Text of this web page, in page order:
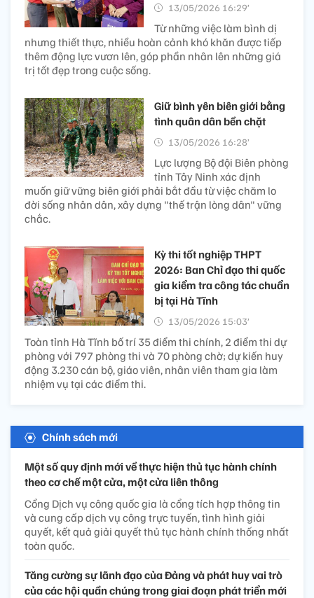
13/05/2026 16:29’
Từ những việc làm bình dị
nhưng thiết thực, nhiều hoàn cảnh khó khăn được tiếp
thêm động lực vươn lên, góp phần nhân lên những giá
trị tốt đẹp trong cuộc sống.
Giữ bình yên biên giới bằng
tình quân dân bền chặt
13/05/2026 16:28’
Lực lượng Bộ đội Biên phòng
tỉnh Tây Ninh xác định
muốn giữ vững biên giới phải bắt đầu từ việc chăm lo
đời sống nhân dân, xây dựng "thế trận lòng dân" vững
chắc.
Kỳ thi tốt nghiệp THPT
2026: Ban Chỉ đạo thi quốc
gia kiểm tra công tác chuẩn
bị tại Hà Tĩnh
13/05/2026 15:03’
Toàn tỉnh Hà Tĩnh bố trí 35 điểm thi chính, 2 điểm thi dự
phòng với 797 phòng thi và 70 phòng chờ; dự kiến huy
động 3.230 cán bộ, giáo viên, nhân viên tham gia làm
nhiệm vụ tại các điểm thi.
Chính sách mới
Một số quy định mới về thực hiện thủ tục hành chính
theo cơ chế một cửa, một cửa liên thông
Cổng Dịch vụ công quốc gia là cổng tích hợp thông tin
và cung cấp dịch vụ công trực tuyến, tình hình giải
quyết, kết quả giải quyết thủ tục hành chính thống nhất
toàn quốc.
Tăng cường sự lãnh đạo của Đảng và phát huy vai trò
của các hội quần chúng trong giai đoạn phát triển mới